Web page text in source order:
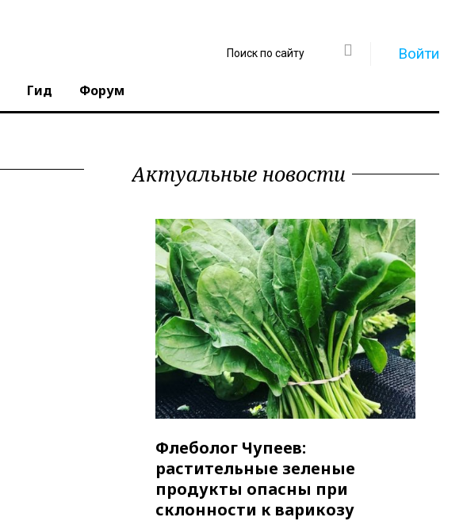
Войти
Регистрация
Гид Форум
Актуальные новости
Флеболог Чупеев:
растительные зеленые
продукты опасны при
склонности к варикозу